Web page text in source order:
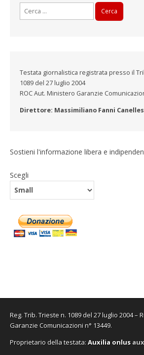
Testata giornalistica registrata presso il
1089 del 27 luglio 2004
ROC Aut. Ministero Garanzie
Direttore: Massimiliano Fanni Canelles
Sostieni l'informazione libera e
Scegli
Reg. Trib. Trieste n. 1089 del 27 luglio 2004 –
Garanzie Comunicazioni n° 13449.
Proprietario della testata:Auxilia onlus